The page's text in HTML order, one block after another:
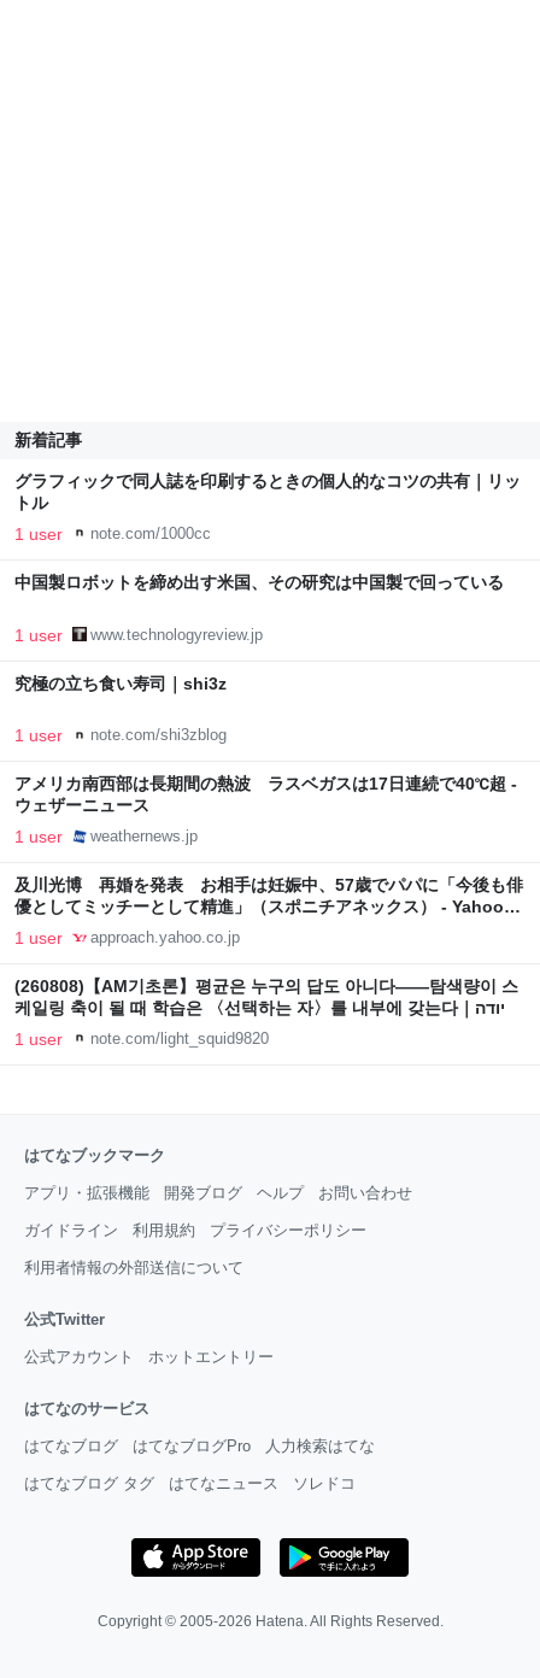
新着記事
グラフィックで同人誌を印刷するときの個人的なコツの共有｜リッ
トル
1 user note.com/1000cc
中国製ロボットを締め出す米国、その研究は中国製で回っている
1 user www.technologyreview.jp
究極の立ち食い寿司｜shi3z
1 user note.com/shi3zblog
アメリカ南西部は長期間の熱波 ラスベガスは17日連続で40℃超 -
ウェザーニュース
1 user weathernews.jp
及川光博 再婚を発表 お相手は妊娠中、57歳でパパに「今後も俳
優としてミッチーとして精進」（スポニチアネックス） - Yahoo!
ニュース
1 user approach.yahoo.co.jp
(260808)【AM기초론】평균은 누구의 답도 아니다——탐색량이 스
케일링 축이 될 때 학습은 〈선택하는 자〉를 내부에 갖는다｜יודה
1 user note.com/light_squid9820
はてなブックマーク
アプリ・拡張機能 開発ブログ ヘルプ お問い合わせ
ガイドライン 利用規約 プライバシーポリシー
利用者情報の外部送信について
公式Twitter
公式アカウント ホットエントリー
はてなのサービス
はてなブログ はてなブログPro 人力検索はてな
はてなブログ タグ はてなニュース ソレドコ
Copyright © 2005-2026 Hatena . All Rights Reserved.